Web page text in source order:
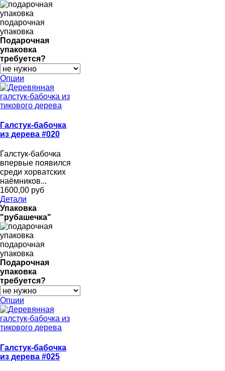
подарочная
упаковка
Подарочная
упаковка
требуется?
Опции
Галстук-бабочка
из дерева #020
Галстук-бабочка
впервые появился
среди хорватских
наёмников...
1600,00 руб
Детали
Упаковка
"рубашечка"
подарочная
упаковка
Подарочная
упаковка
требуется?
Опции
Галстук-бабочка
из дерева #025